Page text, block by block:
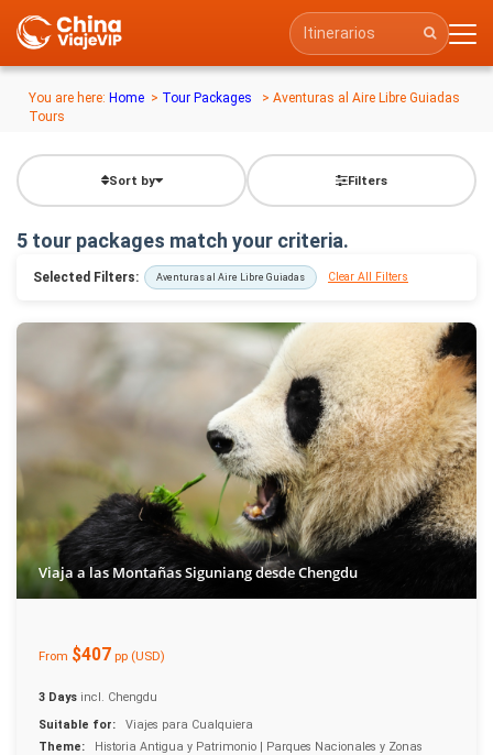
You are here: Home > Tour Packages
> Aventuras al Aire Libre Guiadas
Tours
Sort by Filters
5 tour packages match your criteria.
Selected Filters: Aventuras al Aire Libre Guiadas Clear All Filters
Viaja a las Montañas Siguniang desde Chengdu
From $407 pp (USD)
3 Days incl. Chengdu
Suitable for:
Viajes para Cualquiera
Theme:
Historia Antigua y Patrimonio | Parques Nacionales y Zonas